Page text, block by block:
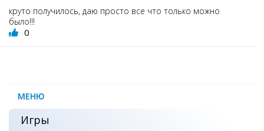
круто получилось, даю просто все что только можно
было!!!
0
МЕНЮ
Игры